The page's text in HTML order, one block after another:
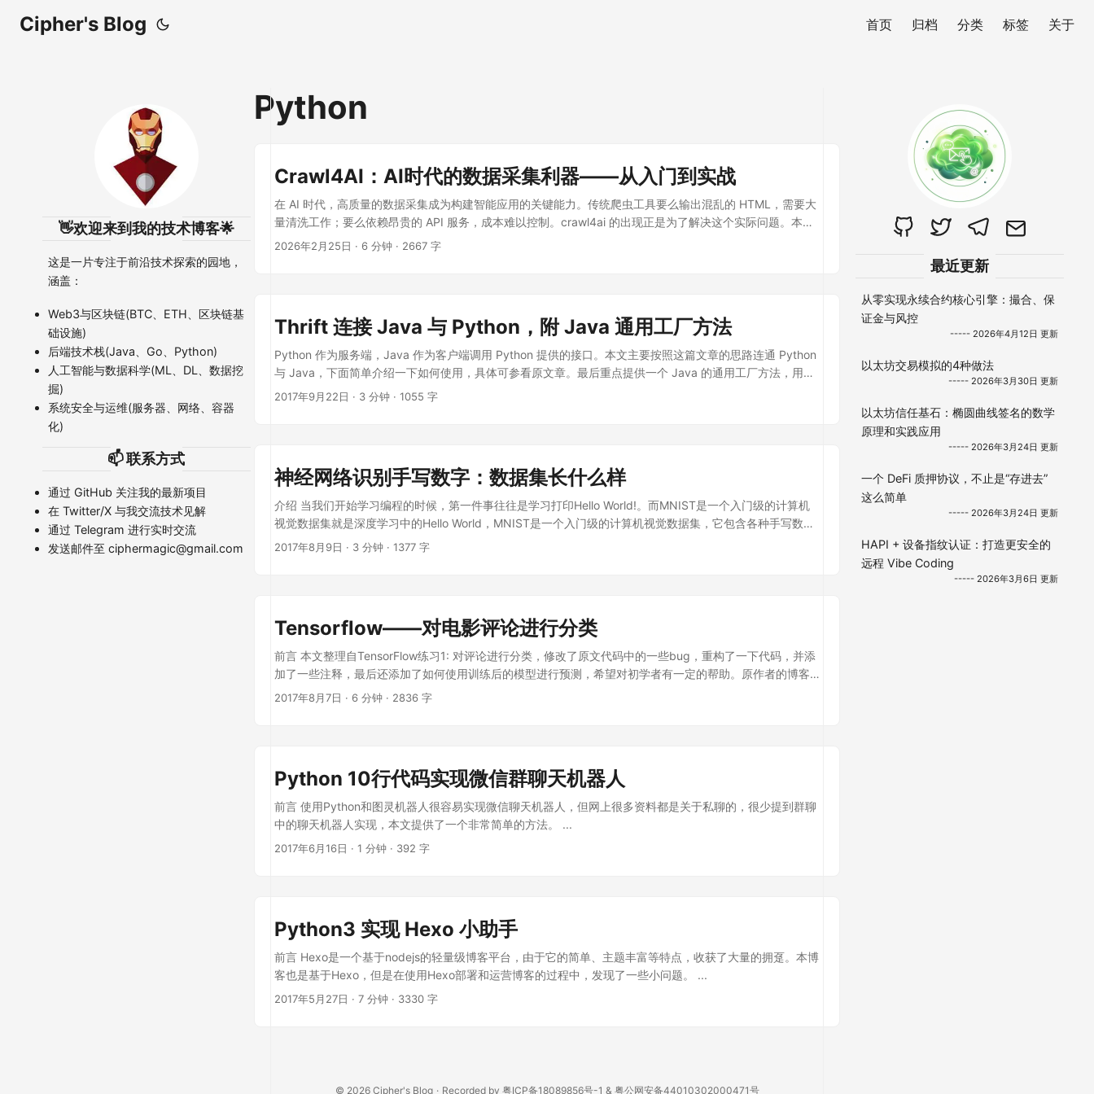
Cipher's Blog 首页 归档 分类 标签 关于
Python
Crawl4AI：AI时代的数据采集利器——从入门到实战
在 AI 时代，高质量的数据采集成为构建智能应用的关键能力。传统爬虫工具要么输出混乱的 HTML，需要大
量清洗工作；要么依赖昂贵的 API 服务，成本难以控制。crawl4ai 的出现正是为了解决这个实际问题。本文
将从功能特性、技术架构、安装踩坑到实战配置，带你全面掌握这款 AI 友好的开源爬虫工具。 ...
2026年2月25日 · 6 分钟 · 2667 字
Thrift 连接 Java 与 Python，附 Java 通用工厂方法
Python 作为服务端，Java 作为客户端调用 Python 提供的接口。本文主要按照这篇文章的思路连通 Python
与 Java，下面简单介绍一下如何使用，具体可参看原文章。最后重点提供一个 Java 的通用工厂方法，用来
调用 Thrift 提供的接口。 ...
2017年9月22日 · 3 分钟 · 1055 字
神经网络识别手写数字：数据集长什么样
介绍 当我们开始学习编程的时候，第一件事往往是学习打印Hello World!。而MNIST是一个入门级的计算机
视觉数据集就是深度学习中的Hello World，MNIST是一个入门级的计算机视觉数据集，它包含各种手写数字
图片： ...
2017年8月9日 · 3 分钟 · 1377 字
Tensorflow——对电影评论进行分类
前言 本文整理自TensorFlow练习1: 对评论进行分类，修改了原文代码中的一些bug，重构了一下代码，并添
加了一些注释，最后还添加了如何使用训练后的模型进行预测，希望对初学者有一定的帮助。原作者的博客
中还有很多tensorflow相关的练习，大家可以多多关注一下，感谢作者的分享。 ...
2017年8月7日 · 6 分钟 · 2836 字
Python 10行代码实现微信群聊天机器人
前言 使用Python和图灵机器人很容易实现微信聊天机器人，但网上很多资料都是关于私聊的，很少提到群聊
中的聊天机器人实现，本文提供了一个非常简单的方法。 ...
2017年6月16日 · 1 分钟 · 392 字
Python3 实现 Hexo 小助手
前言 Hexo是一个基于nodejs的轻量级博客平台，由于它的简单、主题丰富等特点，收获了大量的拥趸。本博
客也是基于Hexo，但是在使用Hexo部署和运营博客的过程中，发现了一些小问题。 ...
2017年5月27日 · 7 分钟 · 3330 字
👋欢迎来到我的技术博客🌟
这是一片专注于前沿技术探索的园地，
涵盖：
Web3与区块链(BTC、ETH、区块链基
础设施)
后端技术栈(Java、Go、Python)
人工智能与数据科学(ML、DL、数据挖
掘)
系统安全与运维(服务器、网络、容器
化)
📫 联系方式
通过 GitHub 关注我的最新项目
在Twitter/X 与我交流技术见解
通过Telegram 进行实时交流
发送邮件至ciphermagic@gmail.com
最近更新
从零实现永续合约核心引擎：撮合、保
证金与风控
----- 2026年4月12日 更新
以太坊交易模拟的4种做法
----- 2026年3月30日 更新
以太坊信任基石：椭圆曲线签名的数学
原理和实践应用
----- 2026年3月24日 更新
一个 DeFi 质押协议，不止是“存进去”
这么简单
----- 2026年3月24日 更新
HAPI + 设备指纹认证：打造更安全的
远程 Vibe Coding
----- 2026年3月6日 更新
© 2026 Cipher's Blog · Recorded by 粤ICP备18089856号-1 & 粤公网安备44010302000471号